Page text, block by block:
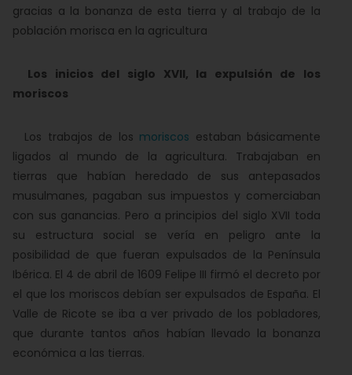
gracias a la bonanza de esta tierra y al trabajo de la
población morisca en la agricultura
Los inicios del siglo XVII, la expulsión de los
moriscos
Los trabajos de los moriscos estaban básicamente
ligados al mundo de la agricultura. Trabajaban en
tierras que habían heredado de sus antepasados
musulmanes, pagaban sus impuestos y comerciaban
con sus ganancias. Pero a principios del siglo XVII toda
su estructura social se vería en peligro ante la
posibilidad de que fueran expulsados de la Península
Ibérica. El 4 de abril de 1609 Felipe III firmó el decreto por
el que los moriscos debían ser expulsados de España. El
Valle de Ricote se iba a ver privado de los pobladores,
que durante tantos años habían llevado la bonanza
económica a las tierras.